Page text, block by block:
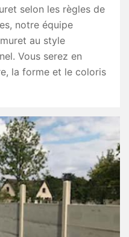
selon les règles de
notre équipe
au style
Vous serez en
la forme et le coloris